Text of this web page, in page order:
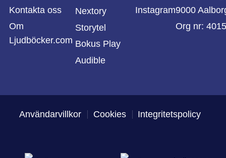
Kontakta oss
Om
Ljudböcker.com
Nextory
Storytel
Bokus Play
Audible
Instagram9000
Org nr:
Användarvillkor Cookies Integritetspolicy